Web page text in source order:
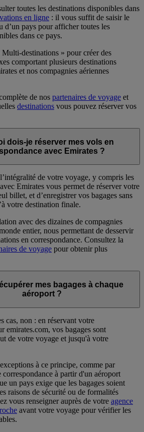
toutes les destinations disponibles dans
en ligne : il vous suffit de saisir le
d’un pays pour afficher toutes les
dans ce pays.
destinations » pour créer des
comportant plusieurs destinations
et nos compagnies aériennes
de nos partenaires de voyage et
destinations vous pouvez réserver vos
dois-je réserver mes vols en
avec Emirates ?
de votre voyage, y compris les
Emirates vous permet de réserver votre
billet, et d’enregistrer vos bagages sans
votre destination finale.
avec des dizaines de compagnies
entier, nous permettant de desservir
en correspondance. Consultez la
de voyage pour obtenir plus
mes bagages à chaque
aéroport ?
cas, non : en réservant votre
emirates.com, vos bagages sont
de votre voyage et jusqu'à votre
à ce principe, comme par
correspondance à partir d'un aéroport
un pays exige que les bagages soient
raisons de sécurité ou de formalités
vous renseigner auprès de votre agence
avant votre voyage pour vérifier les